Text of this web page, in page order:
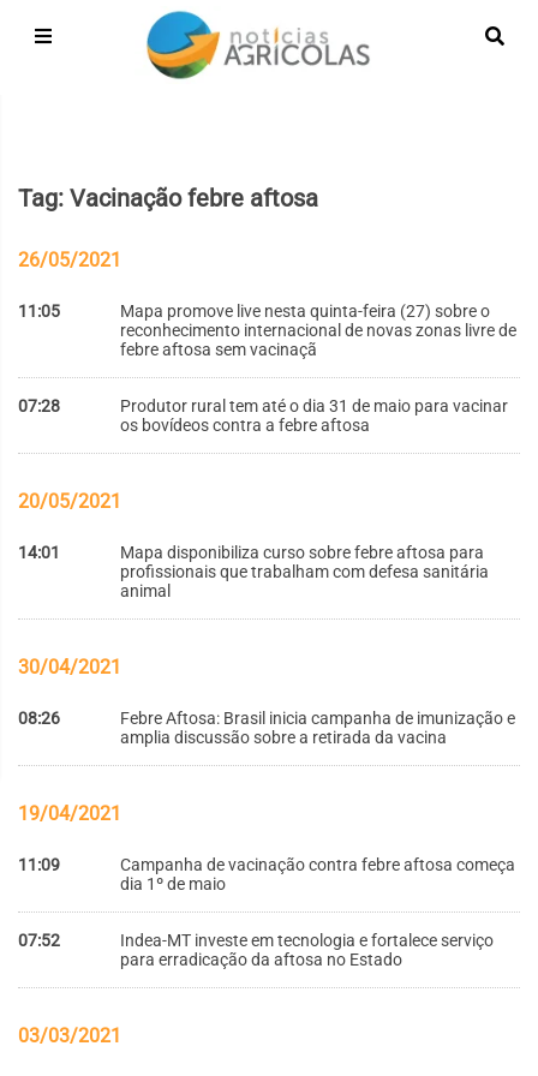
Tag: Vacinação febre aftosa
26/05/2021
11:05
Mapa promove live nesta quinta-feira (27) sobre o
reconhecimento internacional de novas zonas livre de
febre aftosa sem vacinaçã
07:28
Produtor rural tem até o dia 31 de maio para vacinar
os bovídeos contra a febre aftosa
20/05/2021
14:01
Mapa disponibiliza curso sobre febre aftosa para
profissionais que trabalham com defesa sanitária
animal
30/04/2021
08:26
Febre Aftosa: Brasil inicia campanha de imunização e
amplia discussão sobre a retirada da vacina
19/04/2021
11:09
Campanha de vacinação contra febre aftosa começa
dia 1º de maio
07:52
Indea-MT investe em tecnologia e fortalece serviço
para erradicação da aftosa no Estado
03/03/2021